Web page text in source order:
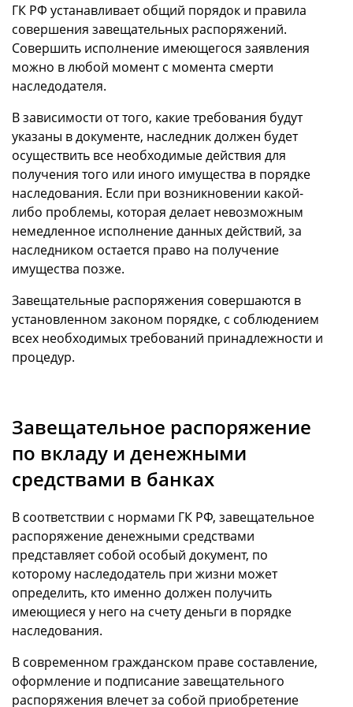
ГК РФ устанавливает общий порядок и правила
совершения завещательных распоряжений.
Совершить исполнение имеющегося заявления
можно в любой момент с момента смерти
наследодателя.
В зависимости от того, какие требования будут
указаны в документе, наследник должен будет
осуществить все необходимые действия для
получения того или иного имущества в порядке
наследования. Если при возникновении какой-
либо проблемы, которая делает невозможным
немедленное исполнение данных действий, за
наследником остается право на получение
имущества позже.
Завещательные распоряжения совершаются в
установленном законом порядке, с соблюдением
всех необходимых требований принадлежности и
процедур.
Завещательное распоряжение
по вкладу и денежными
средствами в банках
В соответствии с нормами ГК РФ, завещательное
распоряжение денежными средствами
представляет собой особый документ, по
которому наследодатель при жизни может
определить, кто именно должен получить
имеющиеся у него на счету деньги в порядке
наследования.
В современном гражданском праве составление,
оформление и подписание завещательного
распоряжения влечет за собой приобретение